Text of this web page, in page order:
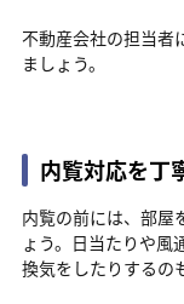
不動産会社の担当者
ましょう。
内覧対応を丁
内覧の前には、部屋
ょう。日当たりや風
換気をしたりするの